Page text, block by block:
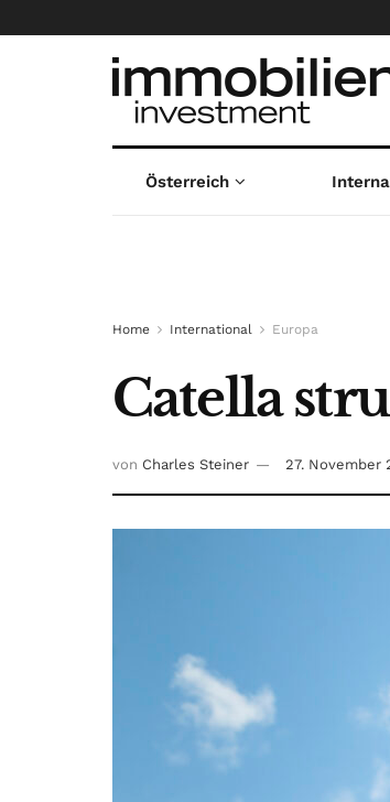
Österreich
Home International Europa
Catella
von Charles Steiner 27. November